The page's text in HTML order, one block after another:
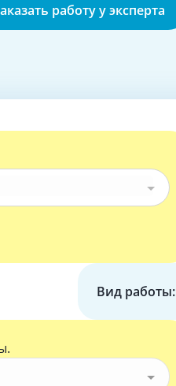
работу у эксперта
Вид работы: